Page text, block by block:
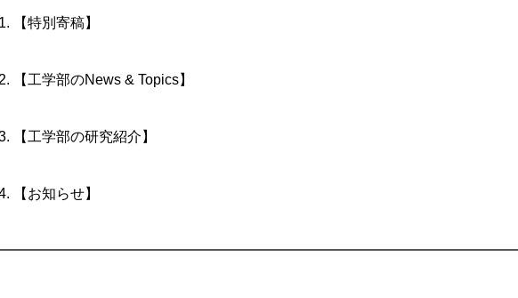
【特別寄稿】
【工学部のNews & Topics】
【工学部の研究紹介】
【お知らせ】